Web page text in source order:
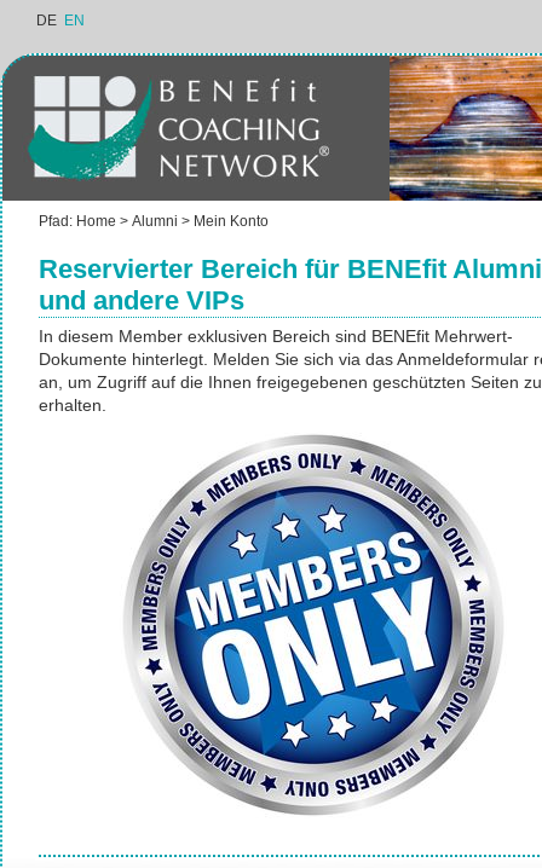
DE EN
Pfad: Home > Alumni > Mein Konto
Reservierter Bereich für BENEfit Alumni
und andere VIPs
In diesem Member exklusiven Bereich sind BENEfit Mehrwert-
Dokumente hinterlegt. Melden Sie sich via das Anmeldeformular
an, um Zugriff auf die Ihnen freigegebenen geschützten Seiten zu
erhalten.